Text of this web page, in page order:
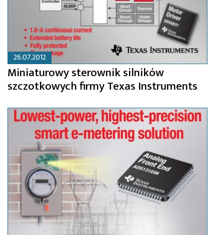
26.07.2012
Miniaturowy sterownik silników
szczotkowych firmy Texas Instruments